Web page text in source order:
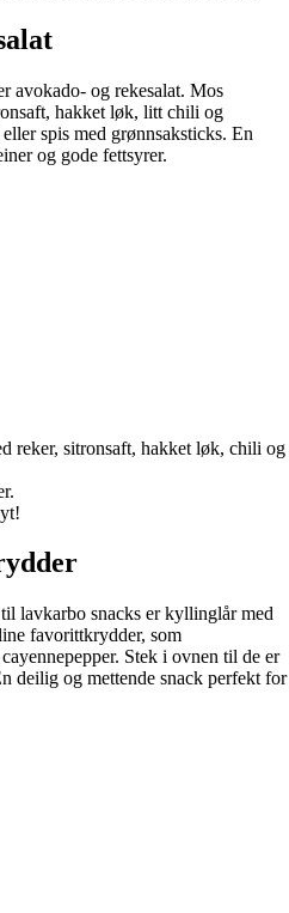
avokado- og rekesalat. Mos
hakket løk, litt chili og
spis med grønnsaksticks. En
og gode fettsyrer.
reker, sitronsaft, hakket løk, chili og
lavkarbo snacks er kyllinglår med
favorittkrydder, som
Stek i ovnen til de er
deilig og mettende snack perfekt for